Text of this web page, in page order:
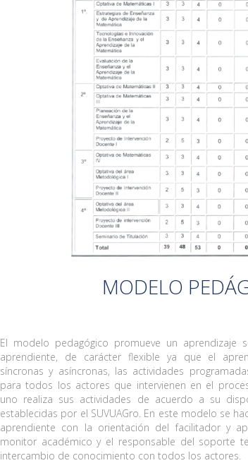
MODELO
El modelo pedagógico promueve un aprendizaje
aprendiente, de carácter flexible ya que el
síncronas y asíncronas, las actividades
para todos los actores que intervienen en el
uno realiza sus actividades de acuerdo a su
establecidas por el SUVUAGro. En este modelo se
aprendiente con la orientación del facilitador y
monitor académico y el responsable del soporte
intercambio de conocimiento con todos los actores.